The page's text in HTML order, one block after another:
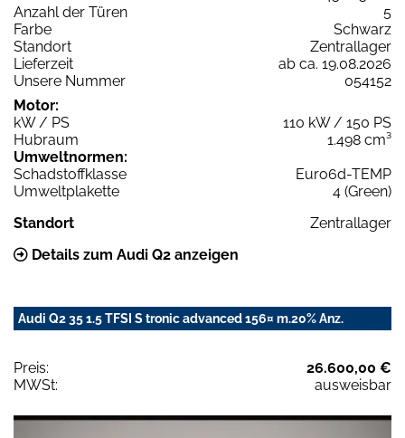
Anzahl der Türen
5
Farbe
Schwarz
Standort
Zentrallager
Lieferzeit
ab ca. 19.08.2026
Unsere Nummer
054152
Motor:
kW / PS
110 kW / 150 PS
Hubraum
1.498 cm³
Umweltnormen:
Schadstoffklasse
Euro6d-TEMP
Umweltplakette
4 (Green)
Standort
Zentrallager
Details zum Audi Q2 anzeigen
Audi Q2 35 1.5 TFSI S tronic advanced 156¤ m.20% Anz.
Preis:
26.600,00 €
MWSt:
ausweisbar